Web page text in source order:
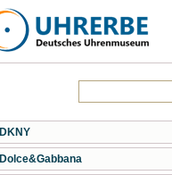
DKNY
Dolce&Gabbana